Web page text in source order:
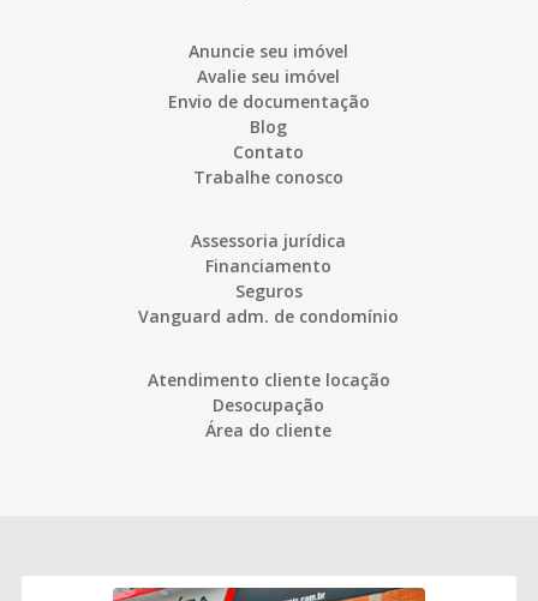
Anuncie seu imóvel
Avalie seu imóvel
Envio de documentação
Blog
Contato
Trabalhe conosco
Assessoria jurídica
Financiamento
Seguros
Vanguard adm. de condomínio
Atendimento cliente locação
Desocupação
Área do cliente